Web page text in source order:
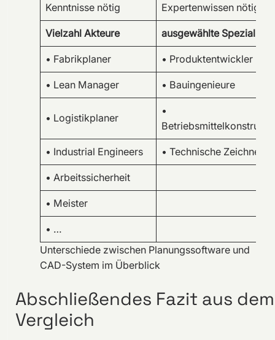
Kenntnisse nötig
Expertenwissen nötig
Vielzahl Akteure ausgewählte
• Fabrikplaner • Produktentwickler
• Lean Manager • Bauingenieure
• Logistikplaner
•
• Industrial Engineers • Technische Zeichner
• Arbeitssicherheit
• Meister
• …
Unterschiede zwischen Planungssoftware und
CAD-System im Überblick
Abschließendes Fazit aus dem
Vergleich